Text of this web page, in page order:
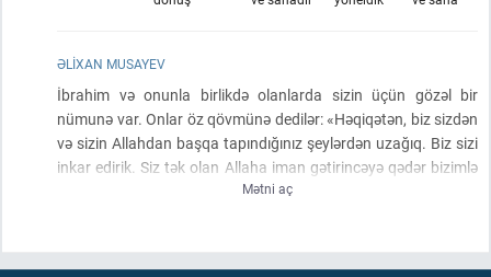
ƏLIXAN MUSAYEV
İbrahim və onunla birlikdə olanlarda sizin üçün gözəl bir
nümunə var. Onlar öz qövmünə dedilər: «Həqiqətən, biz sizdən
və sizin Allahdan başqa tapındığınız şeylərdən uzağıq. Biz sizi
inkar edirik. Siz tək olan Allaha iman gətirincəyə qədər bizimlə
sizin aranızda daim ədavət və nifrət olacaq!» Yalnız İbrahimin
Mətni aç